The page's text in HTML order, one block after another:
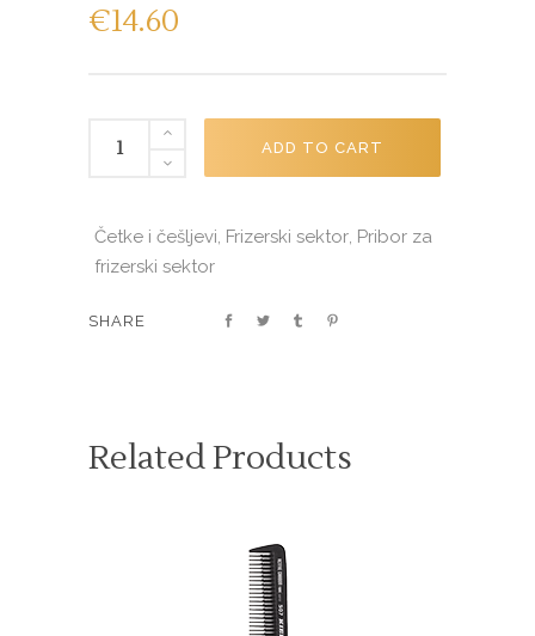
€14.60
TERMALNO-
KARBONSKA
ARGAN
401.533
ADD TO CART
Četke i češljevi Frizerski sektor Pribor za
frizerski sektor
SHARE
Related Products